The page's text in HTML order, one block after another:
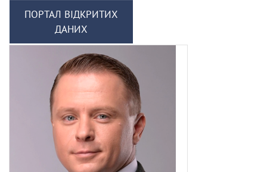
ПОРТАЛ ВІДКРИТИХ
ДАНИХ